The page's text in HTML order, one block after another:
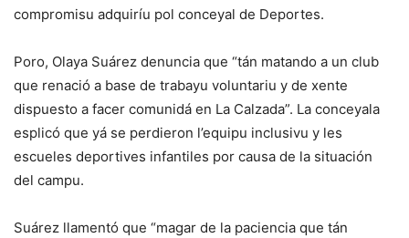
compromisu adquiríu pol conceyal de Deportes.
Poro, Olaya Suárez denuncia que “tán matando a un club
que renació a base de trabayu voluntariu y de xente
dispuesto a facer comunidá en La Calzada”. La conceyala
esplicó que yá se perdieron l’equipu inclusivu y les
escueles deportives infantiles por causa de la situación
del campu.
Suárez llamentó que “magar de la paciencia que tán